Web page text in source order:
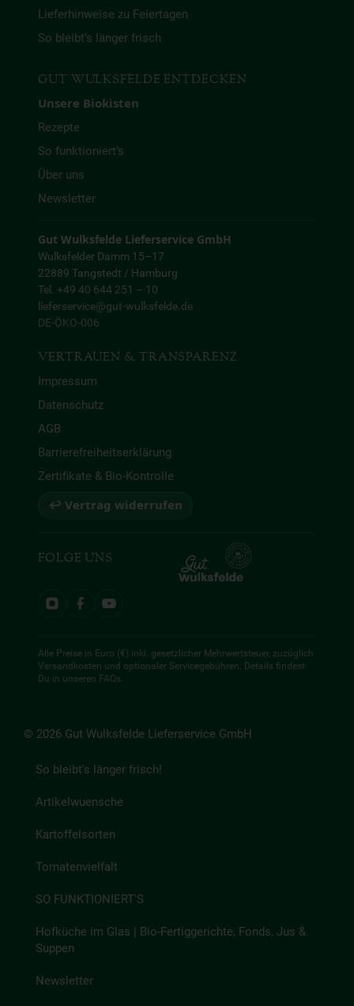
Lieferhinweise zu Feiertagen
So bleibt’s länger frisch
GUT WULKSFELDE ENTDECKEN
Unsere Biokisten
Rezepte
So funktioniert’s
Über uns
Newsletter
Gut Wulksfelde Lieferservice GmbH
Wulksfelder Damm 15–17
22889 Tangstedt / Hamburg
Tel. +49 40 644 251 – 10
lieferservice@gut-wulksfelde.de
DE-ÖKO-006
VERTRAUEN & TRANSPARENZ
Impressum
Datenschutz
AGB
Barrierefreiheitserklärung
Zertifikate & Bio-Kontrolle
↩ Vertrag widerrufen
FOLGE UNS
Alle Preise in Euro (€) inkl. gesetzlicher Mehrwertsteuer, zuzüglich
Versandkosten und optionaler Servicegebühren. Details findest
Du in unseren FAQs.
© 2026 Gut Wulksfelde Lieferservice GmbH
So bleibt's länger frisch!
Artikelwuensche
Kartoffelsorten
Tomatenvielfalt
SO FUNKTIONIERT'S
Hofküche im Glas | Bio-Fertiggerichte, Fonds, Jus &
Suppen
Newsletter